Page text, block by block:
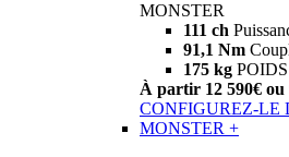
MONSTER
111 ch
91,1 Nm
175 kg
À partir 12 590€ ou
CONFIGUREZ-LE
MONSTER +